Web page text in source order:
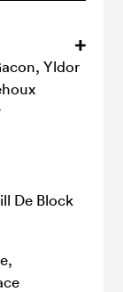
Yldor
De Block